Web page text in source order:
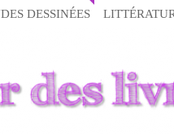
DESSINÉES